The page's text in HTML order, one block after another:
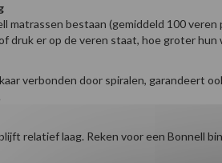
matrassen bestaan (gemiddeld 100
druk er op de veren staat, hoe groter hun
verbonden door spiralen, garandeert
relatief laag. Reken voor een Bonnell